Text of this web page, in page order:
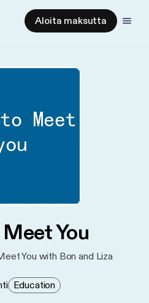
Aloita maksutta
You
You with Bon and Liza
Education